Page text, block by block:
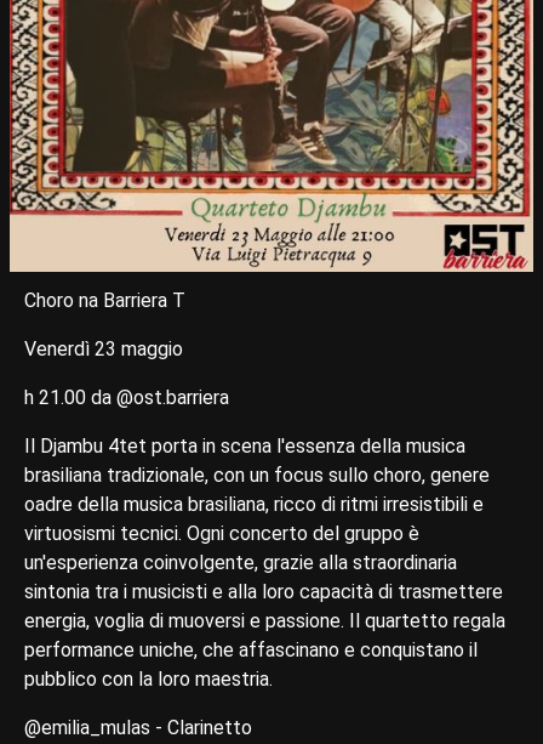
Choro na Barriera T
Venerdì 23 maggio
h 21.00 da @ost.barriera
Il Djambu 4tet porta in scena l'essenza della musica
brasiliana tradizionale, con un focus sullo choro, genere
oadre della musica brasiliana, ricco di ritmi irresistibili e
virtuosismi tecnici. Ogni concerto del gruppo è
un'esperienza coinvolgente, grazie alla straordinaria
sintonia tra i musicisti e alla loro capacità di trasmettere
energia, voglia di muoversi e passione. Il quartetto regala
performance uniche, che affascinano e conquistano il
pubblico con la loro maestria.
@emilia_mulas - Clarinetto